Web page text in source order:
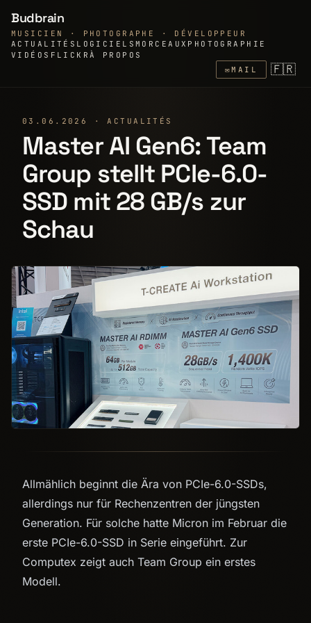
Budbrain
MUSICIEN · PHOTOGRAPHE · DÉVELOPPEUR
ACTUALITÉS LOGICIELS MORCEAUX PHOTOGRAPHIE
VIDÉOS FLICKRÀ PROPOS
✉MAIL 🇫🇷
03.06.2026 · ACTUALITÉS
Master AI Gen6: Team
Group stellt PCIe-6.0-
SSD mit 28 GB/s zur
Schau
Allmählich beginnt die Ära von PCIe-6.0-SSDs,
allerdings nur für Rechenzentren der jüngsten
Generation. Für solche hatte Micron im Februar die
erste PCIe-6.0-SSD in Serie eingeführt. Zur
Computex zeigt auch Team Group ein erstes
Modell.